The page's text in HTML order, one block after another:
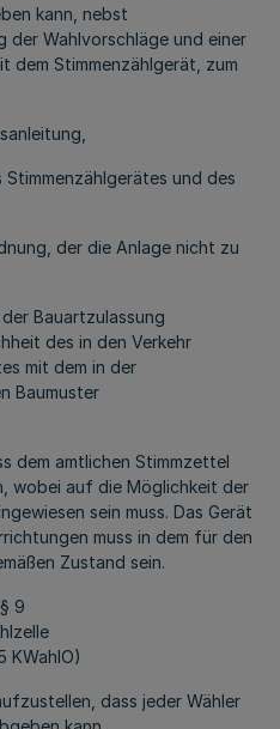
kann, nebst
der Wahlvorschläge und einer
dem Stimmenzählgerät, zum
Stimmenzählgerätes und des
der die Anlage nicht zu
Bauartzulassung
des in den Verkehr
mit dem in der
Baumuster
dem amtlichen Stimmzettel
wobei auf die Möglichkeit der
sein muss. Das Gerät
muss in dem für den
Zustand sein.
§ 9
KWahlO)
dass jeder Wähler